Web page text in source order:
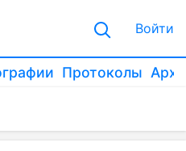
Войти
Протоколы